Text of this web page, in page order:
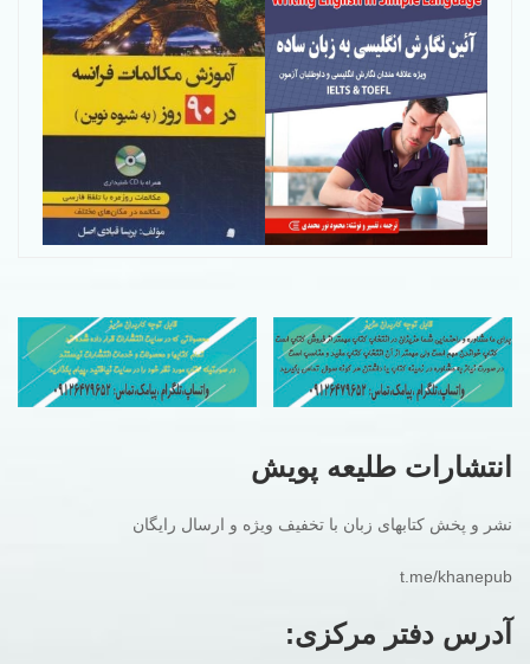
انتشارات طلیعه پویش
نشر و پخش کتابهای زبان با تخفیف ویژه و ارسال رایگان
t.me/khanepub
آدرس دفتر مرکزی: